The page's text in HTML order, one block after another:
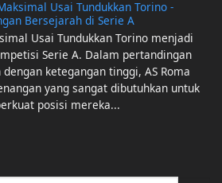
Usai Tundukkan Torino -
Bersejarah di Serie A
Usai Tundukkan Torino menjadi
Serie A. Dalam pertandingan
ketegangan tinggi, AS Roma
yang sangat dibutuhkan untuk
posisi mereka...